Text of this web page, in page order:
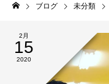
ブログ 未分類
2月
15
2020